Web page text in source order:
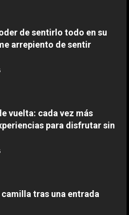
la lía ante el Villarreal: le
que sujetar entre varios
9, 2026
se la pega en el debut
9, 2026
9, 2026
de sentirlo todo en su
arrepiento de sentir
vuelta: cada vez más
para disfrutar sin
tras una entrada